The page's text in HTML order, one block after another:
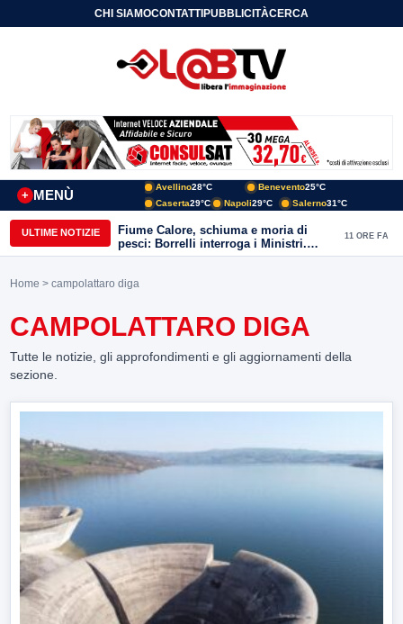
CHI SIAMOCONTATTIPUBBLICITÀCERCA
MENÙ
+
Avellino28°C Benevento25°C
Caserta29°C Napoli29°C Salerno31°C
ULTIME NOTIZIE
Fiume Calore, schiuma e moria di
pesci: Borrelli interroga i Ministri.
“Benevento paga l’assenza del
11 ORE FA
Home > campolattaro diga
CAMPOLATTARO DIGA
Tutte le notizie, gli approfondimenti e gli aggiornamenti della
sezione.